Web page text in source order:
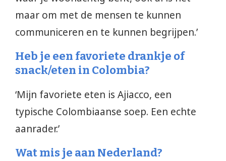
maar om met de mensen te kunnen
communiceren en te kunnen begrijpen.’
Heb je een favoriete drankje of
snack/eten in Colombia?
‘Mijn favoriete eten is Ajiacco, een
typische Colombiaanse soep. Een echte
aanrader.’
Wat mis je aan Nederland?